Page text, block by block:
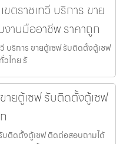
ตราชเทวี บริการ ขาย
านมืออาชีพ ราคาถูก
บริการ ขายตู้เซฟ รับติดตั้งตู้เซฟ
ไทย รั
ายตู้เซฟ รับติดตั้งตู้เซฟ
บติดตั้งตู้เซฟ ติดต่อสอบถามได้